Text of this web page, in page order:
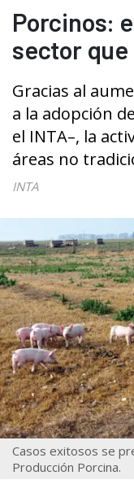
Porcinos:
sector
Gracias al
a la adopción
el INTA–, la
áreas no
INTA
Casos exitosos se
Producción Porcina.